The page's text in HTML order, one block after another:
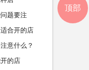
题要注
合开的店
意什么？
的店
顶部